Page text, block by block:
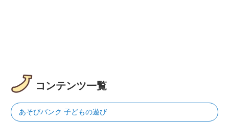
コンテンツ一覧
あそびバンク 子どもの遊び